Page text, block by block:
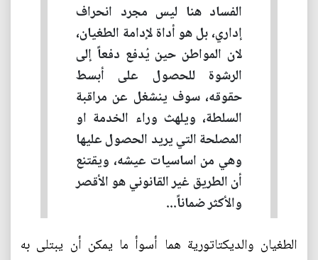
الفساد هنا ليس مجرد انحراف
إداري، بل هو أداة لإدامة الطغيان،
لان المواطن حين يُدفع دفعاً إلى
الرشوة للحصول على أبسط
حقوقه، سوف ينشغل عن مراقبة
السلطة، ويلهث وراء الخدمة او
المصلحة التي يريد الحصول عليها
وهي من اساسيات عيشه، ويقتنع
أن الطريق غير القانوني هو الأقصر
والأكثر ضماناً...
الطغيان والديكتاتورية هما أسوأ ما يمكن أن يبتلى به